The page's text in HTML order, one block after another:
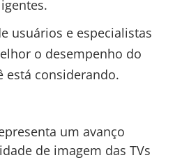
usuários e especialistas
o desempenho do
está considerando.
um avanço
de imagem das TVs